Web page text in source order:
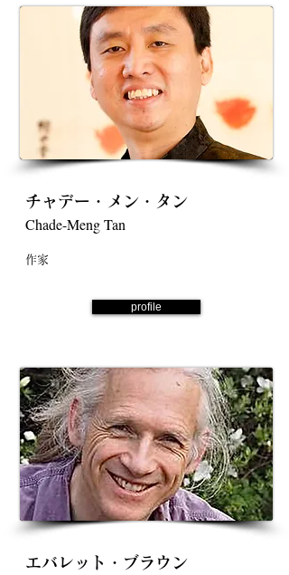
チャデー・メン・タン
Chade-Meng Tan
作家
profile
エバレット・ブラウン